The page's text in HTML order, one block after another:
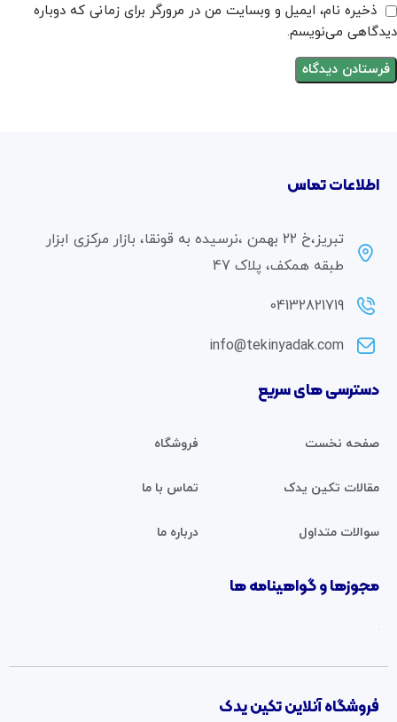
ذخیره نام، ایمیل و وبسایت من در مرورگر برای زمانی که دوباره
دیدگاهی می‌نویسم.
اطلاعات تماس
تبریز،خ ۲۲ بهمن ،نرسیده به قونقا، بازار مرکزی ابزار
طبقه همکف، پلاک 47
04132821719
info@tekinyadak.com
دسترسی های سریع
صفحه نخست فروشگاه
مقالات تکین یدک تماس با ما
سوالات متداول درباره ما
مجوزها و گواهینامه ها
فروشگاه آنلاین تکین یدک